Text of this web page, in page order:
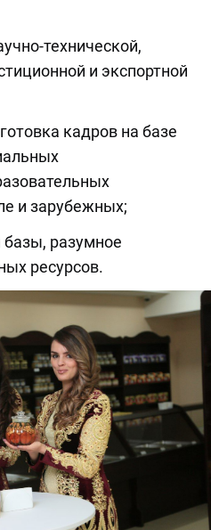
технической,
и экспортной
кадров на базе
и зарубежных;
базы, разумное
ресурсов.